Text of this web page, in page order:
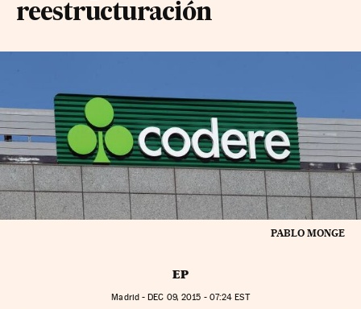
reestructuración
PABLO MONGE
EP
Madrid -DEC 09, 2015 - 07:24 EST